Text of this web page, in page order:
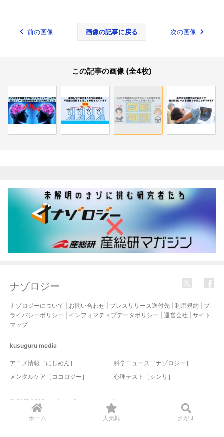
ホーム 人気順 さがす
前の画像 画像の記事に戻る 次の画像
この記事の画像 (全4枚)
ナゾロジー
ナゾロジーについて お問い合わせ プレスリリース送付先 利用規約
プ
ライバシーポリシー
インフォマティブデータポリシー 運営会社
サイト
マップ
kusuguru media
アニメ情報［にじめん］
科学ニュース［ナゾロジー］
メンタルケア［ココロジー］
心理テスト［シンリ］
© 2017-2026 nazology. all rights reserved.